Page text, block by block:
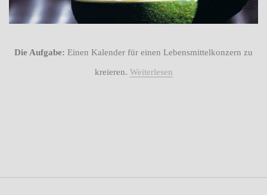
Die Aufgabe: Einen Kalender für einen Lebensmittelkonzern zu
kreieren. Weiterlesen